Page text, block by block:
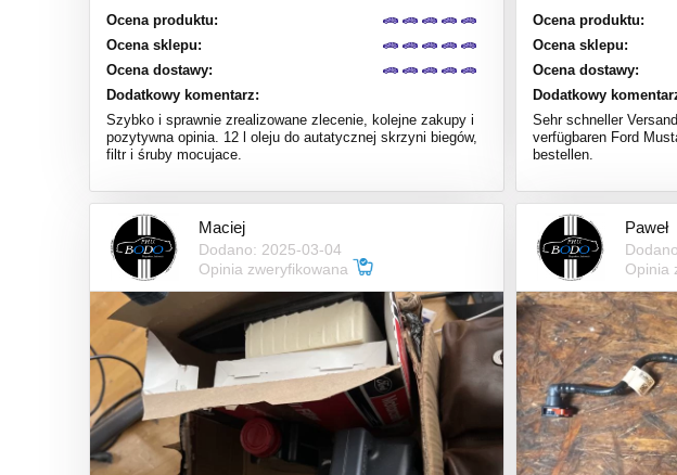
Ocena produktu:
Ocena sklepu:
Ocena dostawy:
Dodatkowy komentarz:
Szybko i sprawnie zrealizowane zlecenie, kolejne zakupy i
pozytywna opinia. 12 l oleju do autatycznej skrzyni biegów,
filtr i śruby mocujace.
Ocena produktu:
Ocena sklepu:
Ocena dostawy:
Dodatkowy
Sehr schneller
verfügbaren Ford
bestellen.
Maciej
Dodano: 2025-03-04
Opinia zweryfikowana
Paweł
Opinia